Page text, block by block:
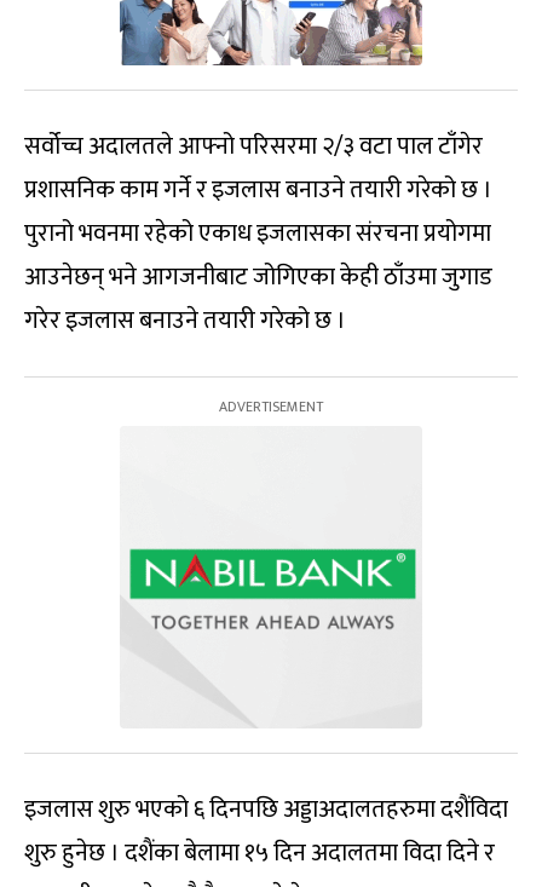
सर्वोच्च अदालतले आफ्नो परिसरमा २/३ वटा पाल टाँगेर
प्रशासनिक काम गर्ने र इजलास बनाउने तयारी गरेको छ ।
पुरानो भवनमा रहेको एकाध इजलासका संरचना प्रयोगमा
आउनेछन् भने आगजनीबाट जोगिएका केही ठाँउमा जुगाड
गरेर इजलास बनाउने तयारी गरेको छ ।
इजलास शुरु भएको ६ दिनपछि अड्डाअदालतहरुमा दशैंविदा
शुरु हुनेछ । दशैंका बेलामा १५ दिन अदालतमा विदा दिने र